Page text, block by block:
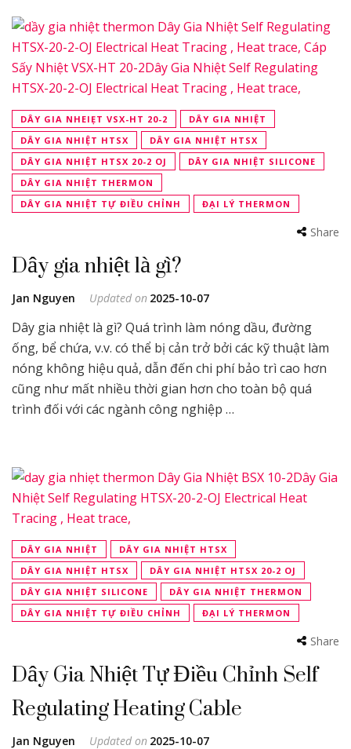
DÂY GIA NHEIẸT VSX-HT 20-2
DÂY GIA NHIỆT
DÂY GIA NHIỆT HTSX
DÂY GIA NHIỆT HTSX
DÂY GIA NHIỆT HTSX 20-2 OJ
DÂY GIA NHIỆT SILICONE
DÂY GIA NHIỆT THERMON
DÂY GIA NHIỆT TỰ ĐIỀU CHỈNH
ĐẠI LÝ THERMON
Share
Dây gia nhiệt là gì?
Jan Nguyen Updated on 2025-10-07
Dây gia nhiệt là gì? Quá trình làm nóng dầu, đường
ống, bể chứa, v.v. có thể bị cản trở bởi các kỹ thuật làm
nóng không hiệu quả, dẫn đến chi phí bảo trì cao hơn
cũng như mất nhiều thời gian hơn cho toàn bộ quá
trình đối với các ngành công nghiệp …
DÂY GIA NHIỆT
DÂY GIA NHIỆT HTSX
DÂY GIA NHIỆT HTSX
DÂY GIA NHIỆT HTSX 20-2 OJ
DÂY GIA NHIỆT SILICONE
DÂY GIA NHIỆT THERMON
DÂY GIA NHIỆT TỰ ĐIỀU CHỈNH
ĐẠI LÝ THERMON
Share
Dây Gia Nhiệt Tự Điều Chỉnh Self
Regulating Heating Cable
Jan Nguyen Updated on 2025-10-07